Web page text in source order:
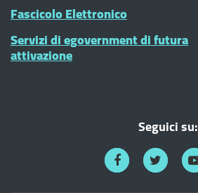
Fascicolo Elettronico
Servizi di egovernment di futura
attivazione
Seguici su: